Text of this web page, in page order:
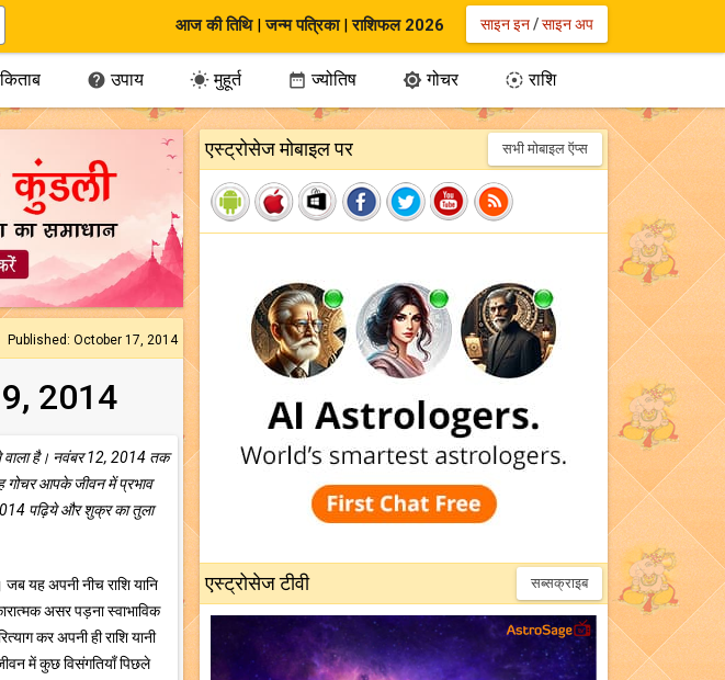
आज की तिथि|जन्म पत्रिका|राशिफल 2026 साइन इन/साइन अप
 उपाय मुहूर्त  ज्योतिष  गोचर  राशि
Published: October 17, 2014
2014
वाला है। नवंबर 12, 2014 तक
गोचर आपके जीवन में प्रभाव
पढ़िये और शुक्र का तुला
जब यह अपनी नीच राशि यानि
असर पड़ना स्वाभाविक
कर अपनी ही राशि यानी
में कुछ विसंगतियाँ पिछले
एस्ट्रोसेज मोबाइल पर सभी मोबाइल ऍप्स
एस्ट्रोसेज टीवी सब्सक्राइब